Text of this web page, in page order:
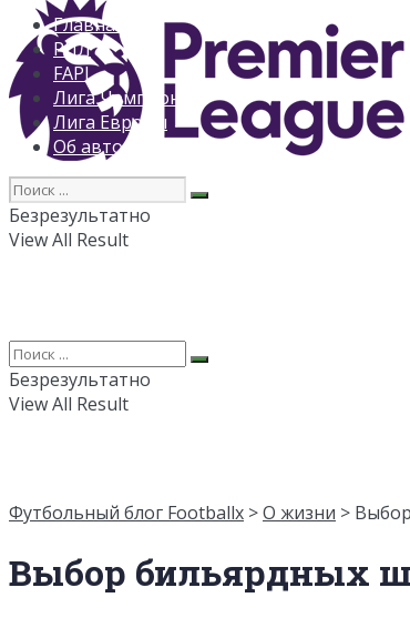
Главная
РПЛ
FAPL
Лига Чемпионов
Лига Европы
Об авторе
Безрезультатно
View All Result
Безрезультатно
View All Result
Футбольный блог Footballx >О жизни >
Выбор бильярдных